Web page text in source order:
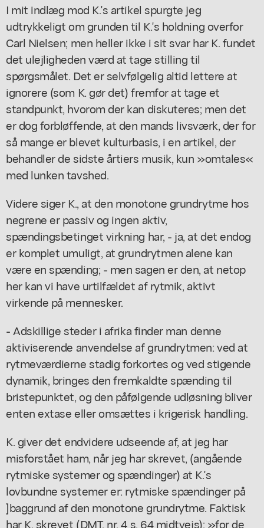
I mit indlæg mod K.'s artikel spurgte jeg
udtrykkeligt om grunden til K.'s holdning overfor
Carl Nielsen; men heller ikke i sit svar har K. fundet
det ulejligheden værd at tage stilling til
spørgsmålet. Det er selvfølgelig altid lettere at
ignorere (som K. gør det) fremfor at tage et
standpunkt, hvorom der kan diskuteres; men det
er dog forbløffende, at den mands livsværk, der for
så mange er blevet kulturbasis, i en artikel, der
behandler de sidste årtiers musik, kun »omtales«
med lunken tavshed.
Videre siger K., at den monotone grundrytme hos
negrene er passiv og ingen aktiv,
spændingsbetinget virkning har, - ja, at det endog
er komplet umuligt, at grundrytmen alene kan
være en spænding; - men sagen er den, at netop
her kan vi have urtilfældet af rytmik, aktivt
virkende på mennesker.
- Adskillige steder i afrika finder man denne
aktiviserende anvendelse af grundrytmen: ved at
rytmeværdierne stadig forkortes og ved stigende
dynamik, bringes den fremkaldte spænding til
bristepunktet, og den påfølgende udløsning bliver
enten extase eller omsættes i krigerisk handling.
K. giver det endvidere udseende af, at jeg har
misforstået ham, når jeg har skrevet, (angående
rytmiske systemer og spændinger) at K.'s
lovbundne systemer er: rytmiske spændinger på
]baggrund af den monotone grundrytme. Faktisk
har K. skrevet (DMT. nr. 4 s. 64 midtvejs): »for de